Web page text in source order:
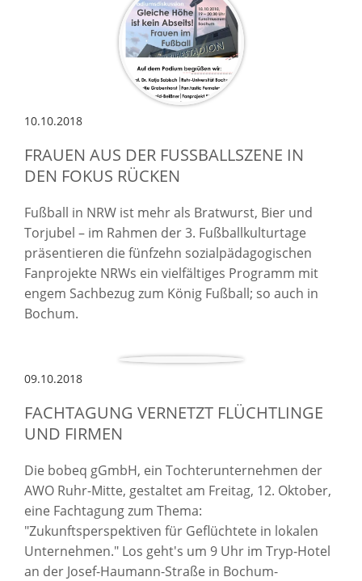
10.10.2018
FRAUEN AUS DER FUSSBALLSZENE IN D
EN FOKUS RÜCKEN
Fußball in NRW ist mehr als Bratwurst, Bier und
Torjubel – im Rahmen der 3. Fußballkulturtage
präsentieren die fünfzehn sozialpädagogischen
Fanprojekte NRWs ein vielfältiges Programm mit
engem Sachbezug zum König Fußball; so auch in
Bochum.
09.10.2018
FACHTAGUNG VERNETZT FLÜCHTLINGE
UND FIRMEN
Die bobeq gGmbH, ein Tochterunternehmen der
AWO Ruhr-Mitte, gestaltet am Freitag, 12. Oktober,
eine Fachtagung zum Thema:
"Zukunftsperspektiven für Geflüchtete in lokalen
Unternehmen." Los geht's um 9 Uhr im Tryp-Hotel
an der Josef-Haumann-Straße in Bochum-